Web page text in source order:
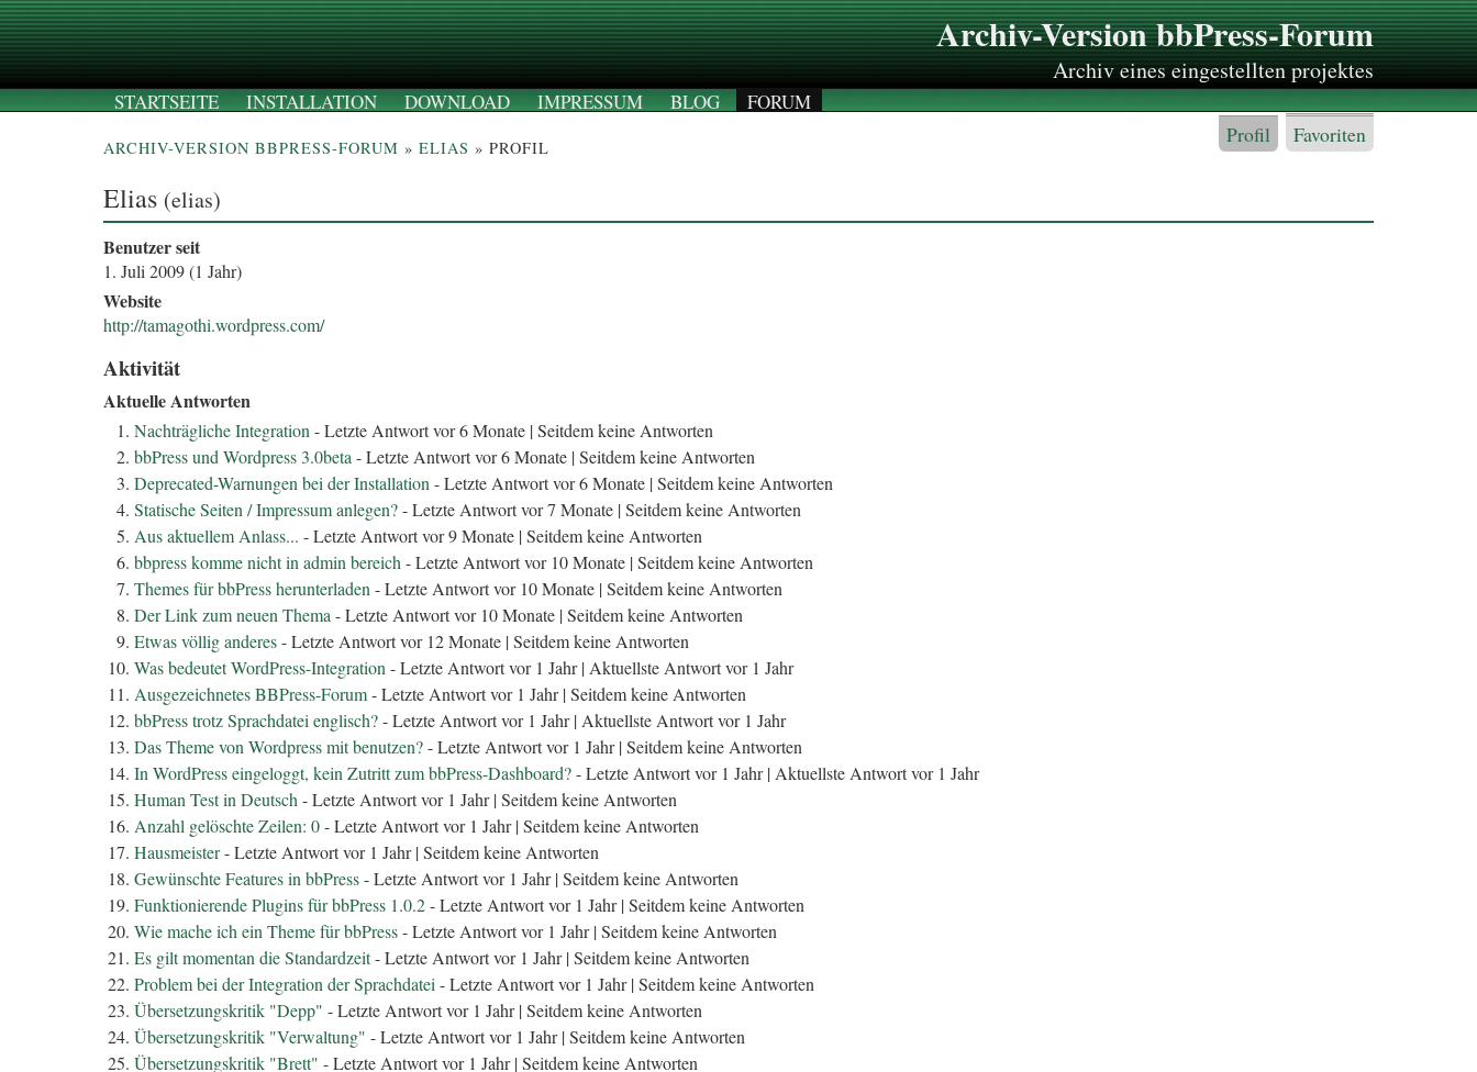
Archiv-Version bbPress-Forum
Archiv eines eingestellten projektes
STARTSEITE INSTALLATION DOWNLOAD IMPRESSUM BLOG FORUM
Profil Favoriten
ARCHIV-VERSION BBPRESS-FORUM »ELIAS » PROFIL
Elias (elias)
Benutzer seit
1. Juli 2009 (1 Jahr)
Website
http://tamagothi.wordpress.com/
Aktivität
Aktuelle Antworten
Nachträgliche Integration - Letzte Antwort vor 6 Monate |Seitdem keine Antworten
bbPress und Wordpress 3.0beta - Letzte Antwort vor 6 Monate |Seitdem keine Antworten
Deprecated-Warnungen bei der Installation - Letzte Antwort vor 6 Monate |Seitdem keine Antworten
Statische Seiten / Impressum anlegen?- Letzte Antwort vor 7 Monate |Seitdem keine Antworten
Aus aktuellem Anlass... - Letzte Antwort vor 9 Monate |Seitdem keine Antworten
bbpress komme nicht in admin bereich - Letzte Antwort vor 10 Monate |Seitdem keine Antworten
Themes für bbPress herunterladen - Letzte Antwort vor 10 Monate |Seitdem keine Antworten
Der Link zum neuen Thema - Letzte Antwort vor 10 Monate |Seitdem keine Antworten
Etwas völlig anderes- Letzte Antwort vor 12 Monate |Seitdem keine Antworten
Was bedeutet WordPress-Integration - Letzte Antwort vor 1 Jahr | Aktuellste Antwort vor 1 Jahr
Ausgezeichnetes BBPress-Forum- Letzte Antwort vor 1 Jahr |Seitdem keine Antworten
bbPress trotz Sprachdatei englisch?- Letzte Antwort vor 1 Jahr | Aktuellste Antwort vor 1 Jahr
Das Theme von Wordpress mit benutzen?- Letzte Antwort vor 1 Jahr |Seitdem keine Antworten
In WordPress eingeloggt, kein Zutritt zum bbPress-Dashboard?- Letzte Antwort vor 1 Jahr | Aktuellste Antwort vor 1 Jahr
Human Test in Deutsch - Letzte Antwort vor 1 Jahr |Seitdem keine Antworten
Anzahl gelöschte Zeilen: 0- Letzte Antwort vor 1 Jahr |Seitdem keine Antworten
Hausmeister- Letzte Antwort vor 1 Jahr |Seitdem keine Antworten
Gewünschte Features in bbPress- Letzte Antwort vor 1 Jahr |Seitdem keine Antworten
Funktionierende Plugins für bbPress 1.0.2- Letzte Antwort vor 1 Jahr |Seitdem keine Antworten
Wie mache ich ein Theme für bbPress- Letzte Antwort vor 1 Jahr |Seitdem keine Antworten
Es gilt momentan die Standardzeit- Letzte Antwort vor 1 Jahr |Seitdem keine Antworten
Problem bei der Integration der Sprachdatei - Letzte Antwort vor 1 Jahr |Seitdem keine Antworten
Übersetzungskritik "Depp" - Letzte Antwort vor 1 Jahr |Seitdem keine Antworten
Übersetzungskritik "Verwaltung" - Letzte Antwort vor 1 Jahr |Seitdem keine Antworten
Übersetzungskritik "Brett" - Letzte Antwort vor 1 Jahr |Seitdem keine Antworten